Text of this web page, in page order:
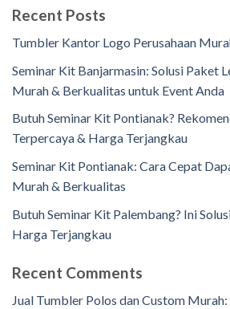
Recent Posts
Tumbler Kantor Logo Perusahaan
Seminar Kit Banjarmasin: Solusi Paket
Murah & Berkualitas untuk Event Anda
Butuh Seminar Kit Pontianak?
Terpercaya & Harga Terjangkau
Seminar Kit Pontianak: Cara Cepat
Murah & Berkualitas
Butuh Seminar Kit Palembang? Ini
Harga Terjangkau
Recent Comments
Jual Tumbler Polos dan Custom